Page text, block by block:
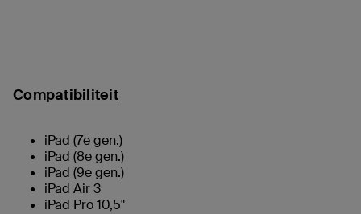
Compatibiliteit
iPad (7e gen.)
iPad (8e gen.)
iPad (9e gen.)
iPad Air 3
iPad Pro 10,5"